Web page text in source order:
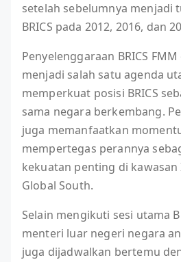
setelah sebelumnya menjadi
BRICS pada 2012, 2016, dan
Penyelenggaraan BRICS
menjadi salah satu agenda
memperkuat posisi BRICS
sama negara berkembang.
juga memanfaatkan
mempertegas perannya
kekuatan penting di
Global South.
Selain mengikuti sesi utama
menteri luar negeri negara
juga dijadwalkan bertemu